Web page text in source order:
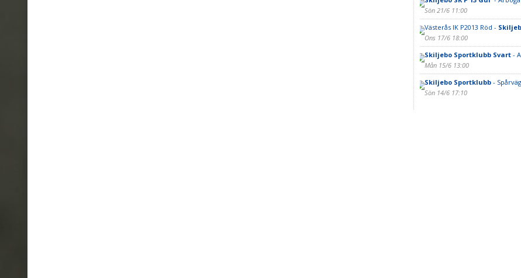
Sön 21/6 11:00
Västerås IK P2013 Röd -
Ons 17/6 18:00
Skiljebo Sportklubb Svart-
Mån 15/6 13:00
Skiljebo Sportklubb-
Sön 14/6 17:10